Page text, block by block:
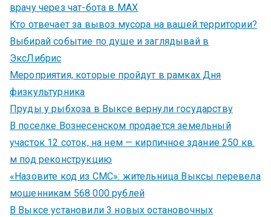
врачу через чат-бота в MAX
Кто отвечает за вывоз мусора на вашей территории?
Выбирай событие по душе и заглядывай в
ЭксЛибрис
Мероприятия, которые пройдут в рамках Дня
физкультурника
Пруды у рыбхоза в Выксе вернули государству
В поселке Вознесенском продается земельный
участок 12 соток, на нем — кирпичное здание 250 кв.
м под реконструкцию
«Назовите код из СМС»: жительница Выксы перевела
мошенникам 568 000 рублей
В Выксе установили 3 новых остановочных